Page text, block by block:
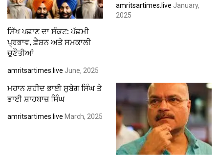
ਸਿੱਖ ਪਛਾਣ ਦਾ ਸੰਕਟ: ਪੱਛਮੀ
ਪ੍ਰਭਾਵ, ਫ਼ੈਸ਼ਨ ਅਤੇ ਸਮਕਾਲੀ
ਚੁਣੌਤੀਆਂ
amritsartimes.live June, 2025
amritsartimes.live January,
2025
ਮਹਾਨ ਸ਼ਹੀਦ ਭਾਈ ਸੁਬੇਗ ਸਿੰਘ ਤੇ
ਭਾਈ ਸ਼ਾਹਬਾਜ਼ ਸਿੰਘ
amritsartimes.live March, 2025